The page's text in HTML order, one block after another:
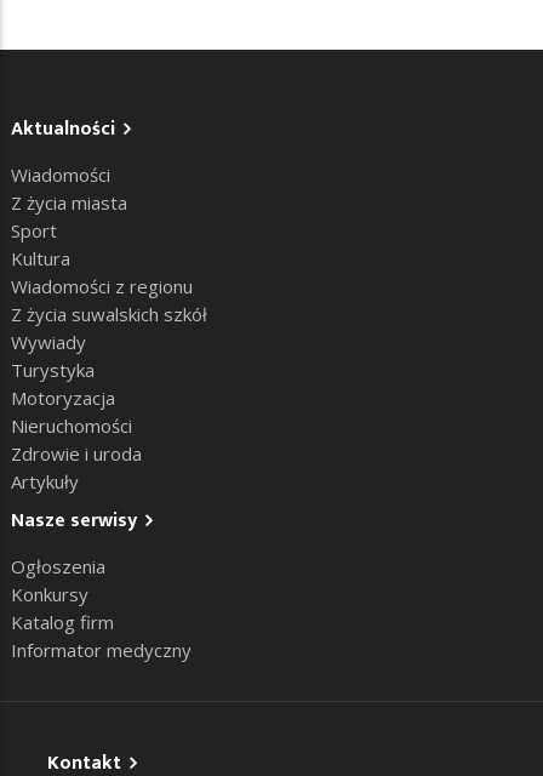
Aktualności
Wiadomości
Z życia miasta
Sport
Kultura
Wiadomości z regionu
Z życia suwalskich szkół
Wywiady
Turystyka
Motoryzacja
Nieruchomości
Zdrowie i uroda
Artykuły
Nasze serwisy
Ogłoszenia
Konkursy
Katalog firm
Informator medyczny
Kontakt